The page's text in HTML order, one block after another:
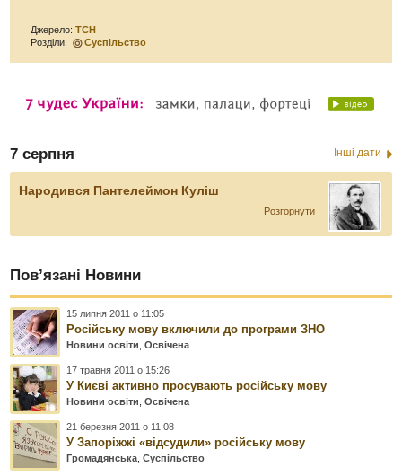
Джерело:ТСН
Розділи:
Суспільство
7 серпня Інші дати
Народився Пантелеймон Куліш
Розгорнути
Пов’язані Новини
15 липня 2011 о 11:05
Російську мову включили до програми ЗНО
Новини освіти ,Освічена
17 травня 2011 о 15:26
У Києві активно просувають російську мову
Новини освіти ,Освічена
21 березня 2011 о 11:08
У Запоріжжі «відсудили» російську мову
Громадянська ,Суспільство